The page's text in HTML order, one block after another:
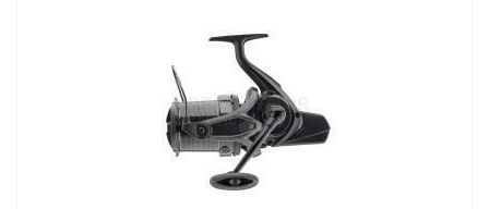
VOIR LE PRODUIT